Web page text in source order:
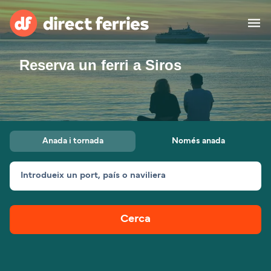
Països
Bitllets de Ferry
Ferris
Reserva un ferri a Siros
Anada i tornada Només anada
Introdueix un port, país o naviliera
Cerca